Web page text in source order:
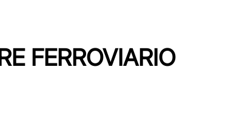
FERROVIARIO